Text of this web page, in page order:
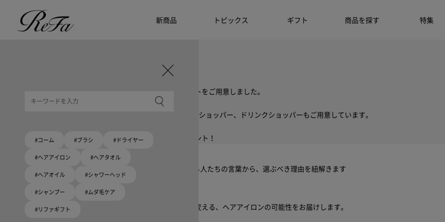
新商品 トピックス ギフト 商品を探す 特集
ReFa商品をご紹介します。プレゼント選びの参考に。
限定ラッピングバック・ショッパーまたはギフトスリーブセットをご用意しました。
大切な人への贈り物にリファオリジナルショッパー
リファロゴが入った、白色のショッパーを6サイズ、ピンク色のショッパー、ドリンクショッパーもご用意しています。
期間限定で対象商品のご購入でオリジナルショッパーをプレゼント！
Because ReFa | 上質な美しさを、妥協しない人へ
高機能ドライヤー Xモデルに宿る美学。上質な美しさを追求する人たちの言葉から、選ぶべき理由を紐解きます
いい髪めざす、大人たちへ。
髪がきれいって嬉しい。「でもヘアケアは大変」という概念を変える、ヘアアイロンの可能性をお届けします。
#コーム #ブラシ #ドライヤー
#ヘアアイロン #ヘアタオル
#ヘアオイル #シャワーヘッド
#シャンプー #ムダ毛ケア
#リファギフト